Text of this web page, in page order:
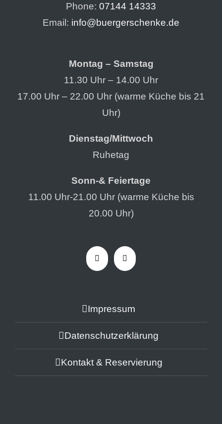
Phone: 07144 14333
Email: info@buergerschenke.de
Montag – Samstag
11.30 Uhr – 14.00 Uhr
17.00 Uhr – 22.00 Uhr (warme Küche bis 21
Uhr)
Dienstag/Mittwoch
Ruhetag
Sonn-& Feiertage
11.00 Uhr-21.00 Uhr (warme Küche bis
20.00 Uhr)
Impressum
Datenschutzerklärung
Kontakt & Reservierung